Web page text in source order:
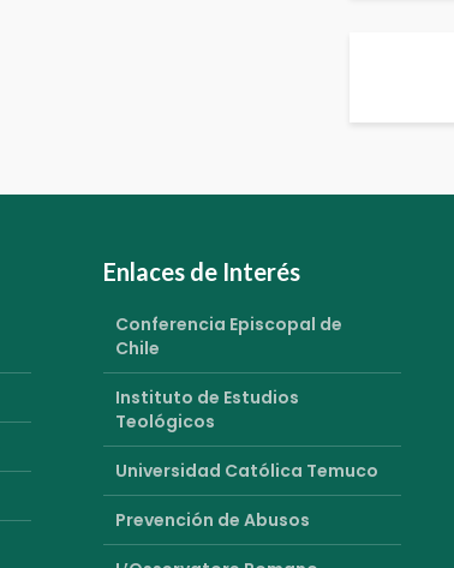
Enlaces de Interés
Conferencia Episcopal de
Chile
Instituto de Estudios
Teológicos
Universidad Católica Temuco
Prevención de Abusos